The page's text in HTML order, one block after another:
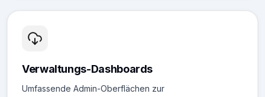
Verwaltungs-Dashboards
Umfassende Admin-Oberflächen zur